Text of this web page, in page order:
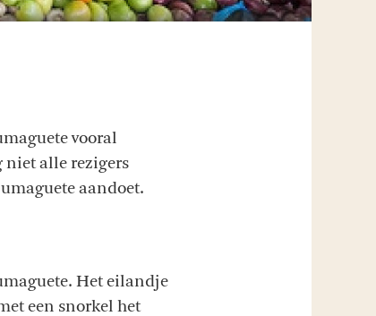
vooral
niet alle rezigers
aandoet.
Het eilandje
een snorkel het